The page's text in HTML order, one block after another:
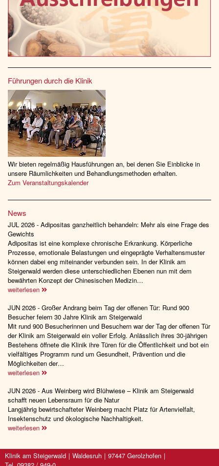
Führungen durch die Klinik
Wir bieten regelmäßig Hausführungen an, bei denen Sie Einblicke in
unsere Räumlichkeiten und Behandlungsmethoden erhalten.
Zum Veranstaltungskalender
News
JUL 2026 - Adipositas ganzheitlich behandeln: Mehr als eine Frage des
Gewichts
Adipositas ist eine komplexe chronische Erkrankung. Körperliche
Prozesse, emotionale Belastungen und eingeprägte Verhaltensmuster
können dabei eng miteinander verbunden sein. In der Klinik am
Steigerwald werden diese unterschiedlichen Ebenen nun mit dem
bewährten Konzept der Chinesischen Medizin…
weiterlesen
JUN 2026 - Großer Andrang beim Tag der offenen Tür: Rund 900
Besucher feiern 30 Jahre Klinik am Steigerwald
Mit rund 900 Besucherinnen und Besuchern war der Tag der offenen Tür
der Klinik am Steigerwald ein voller Erfolg. Anlässlich ihres 30-jährigen
Bestehens öffnete die Klinik ihre Türen für die Öffentlichkeit und bot ein
vielfältiges Programm rund um Gesundheit, Prävention und die
Möglichkeiten der…
weiterlesen
JUN 2026 - Aus Weinberg wird Blühwiese – Klinik am Steigerwald
schafft neuen Lebensraum für die Natur
Langjährig bewirtschafteter Weinberg macht Platz für Artenvielfalt,
Insektenschutz und ökologische Nachhaltigkeit.
weiterlesen
Klinik am Steigerwald Waldesruh
97447 Gerolzhofen